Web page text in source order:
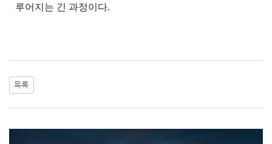
루어지는 긴 과정이다.